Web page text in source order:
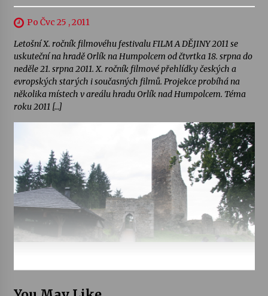
Po Čvc 25 , 2011
Letošní X. ročník filmovéhu festivalu FILM A DĚJINY 2011 se
uskuteční na hradě Orlík na Humpolcem od čtvrtka 18. srpna do
neděle 21. srpna 2011. X. ročník filmové přehlídky českých a
evropských starých i současných filmů. Projekce probíhá na
několika místech v areálu hradu Orlík nad Humpolcem. Téma
roku 2011 […]